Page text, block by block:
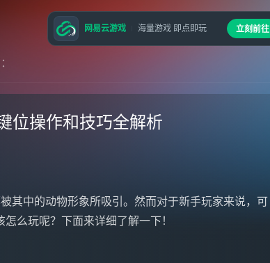
位操作和技巧全解析
其中的动物形象所吸引。然而对于新手玩家来说，可
么玩呢？下面来详细了解一下！
网易云游戏 海量游戏 即点即玩 立刻前往